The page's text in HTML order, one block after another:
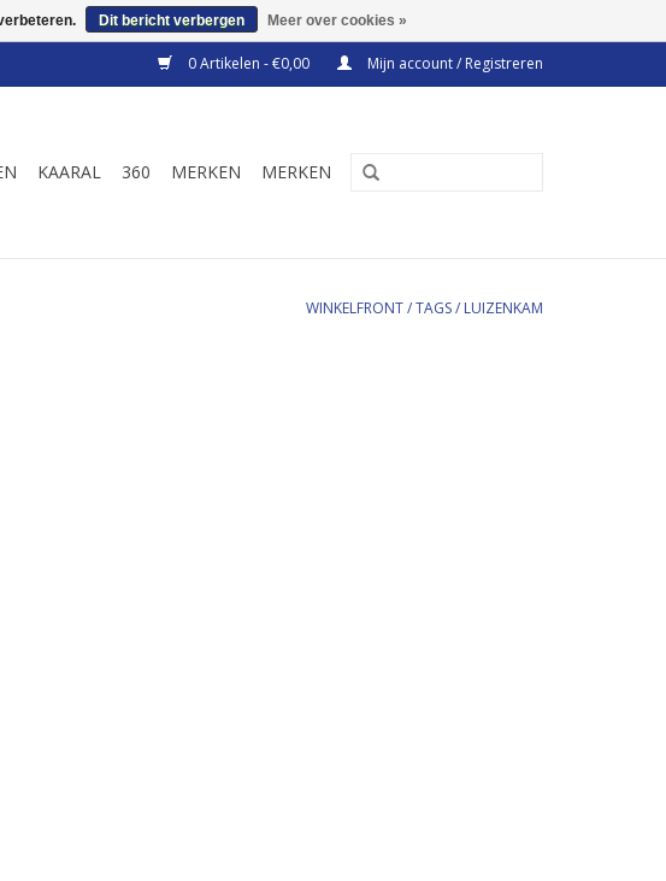
0 Artikelen - €0,00 Mijn account / Registreren
KAARAL 360 MERKEN MERKEN
WINKELFRONT/TAGS/ LUIZENKAM
Dit bericht verbergen Meer over cookies »